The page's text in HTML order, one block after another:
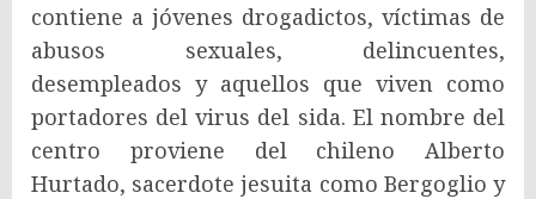
contiene a jóvenes drogadictos, víctimas de
abusos sexuales, delincuentes,
desempleados y aquellos que viven como
portadores del virus del sida. El nombre del
centro proviene del chileno Alberto
Hurtado, sacerdote jesuita como Bergoglio y